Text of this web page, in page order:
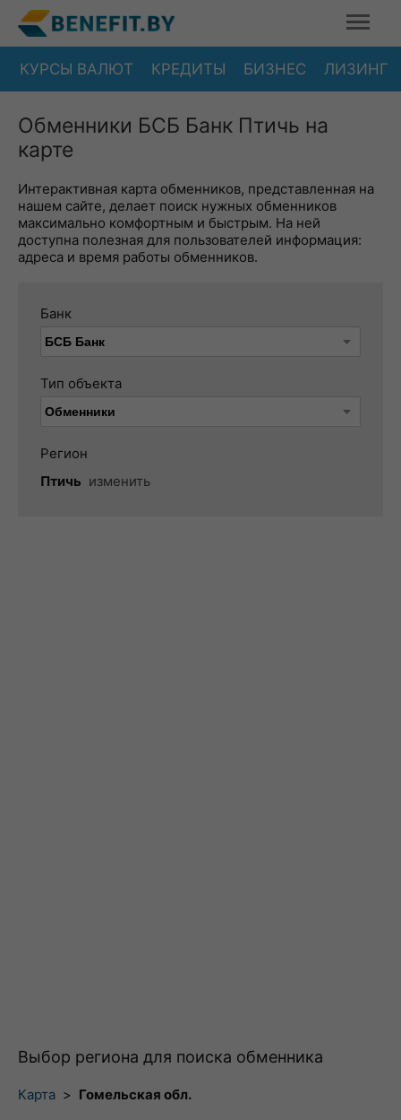
КУРСЫ ВАЛЮТ КРЕДИТЫ БИЗНЕС ЛИЗИНГ
Обменники БСБ Банк Птичь на
карте
Интерактивная карта обменников, представленная на
нашем сайте, делает поиск нужных обменников
максимально комфортным и быстрым. На ней
доступна полезная для пользователей информация:
адреса и время работы обменников.
Банк
Тип объекта
Регион
Птичь изменить
Выбор региона для поиска обменника
Карта > Гомельская обл.